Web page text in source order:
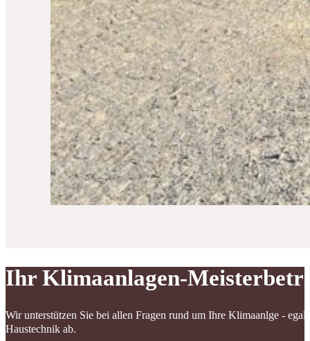
Ihr Klimaanlagen-
Wir unterstützen Sie bei allen Fragen rund um Ihre Klimaanlge -
Haustechnik ab.